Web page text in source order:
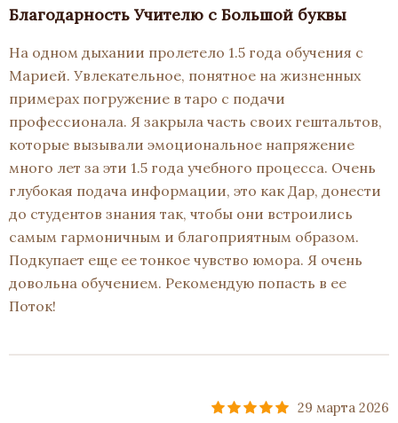
Благодарность Учителю с Большой буквы
На одном дыхании пролетело 1.5 года обучения с
Марией. Увлекательное, понятное на жизненных
примерах погружение в таро с подачи
профессионала. Я закрыла часть своих гештальтов,
которые вызывали эмоциональное напряжение
много лет за эти 1.5 года учебного процесса. Очень
глубокая подача информации, это как Дар, донести
до студентов знания так, чтобы они встроились
самым гармоничным и благоприятным образом.
Подкупает еще ее тонкое чувство юмора. Я очень
довольна обучением. Рекомендую попасть в ее
Поток!
29 марта 2026